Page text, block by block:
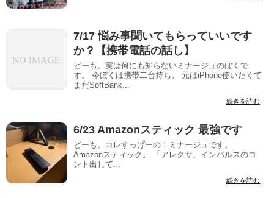
7/17 悩み事聞いてもらっていいです
か？【携帯電話の話し】
どーも。実は何にも知らないミナージュのぼくで
す。 今ぼくは携帯二台持ち。 元はiPhone使いたくて
まだSoftBank...
続きを読む
6/23 Amazonスティック 最強です
どーも。コレすっげーの！ミナージュです。
Amazonスティック。 「アレクサ、インパルスのコ
ント出して...
続きを読む